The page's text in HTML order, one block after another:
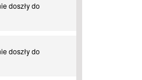
doszły do
doszły do